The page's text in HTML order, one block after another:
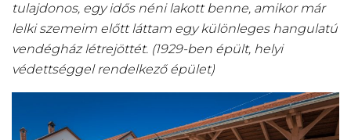
tulajdonos, egy idős néni lakott benne, amikor már
lelki szemeim előtt láttam egy különleges hangulatú
vendégház létrejöttét. (1929-ben épült, helyi
védettséggel rendelkező épület)